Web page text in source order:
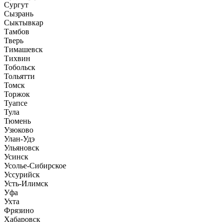
Сургут
Сызрань
Сыктывкар
Тамбов
Тверь
Тимашевск
Тихвин
Тобольск
Тольятти
Томск
Торжок
Туапсе
Тула
Тюмень
Узюково
Улан-Удэ
Ульяновск
Усинск
Усолье-Сибирское
Уссурийск
Усть-Илимск
Уфа
Ухта
Фрязино
Хабаровск